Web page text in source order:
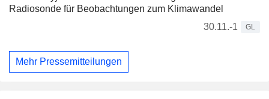
Radiosonde für Beobachtungen zum Klimawandel
30.11.-1
GL
Mehr Pressemitteilungen